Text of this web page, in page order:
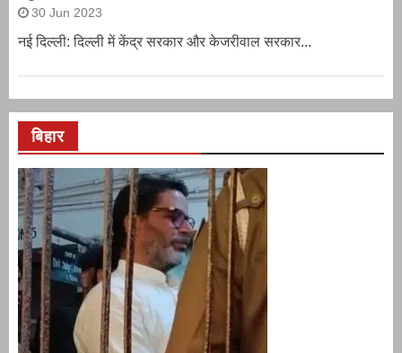
30 Jun 2023
नई दिल्‍ली: दिल्ली में केंद्र सरकार और केजरीवाल सरकार...
बिहार